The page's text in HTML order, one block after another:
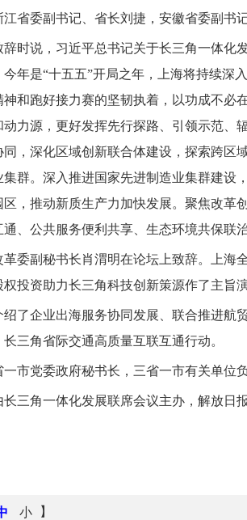
省委副书记、省长刘捷，安徽省委副书
辞时说，习近平总书记关于长三角一体化
年是“十五五”开局之年，上海将持续深
和跑好接力赛的坚韧执着，以功成不必
动力源，更好发挥先行探路、引领示范
，深化区域创新联合体建设，探索跨区
群。深入推进国家先进制造业集群建设
，推动新质生产力加快发展。聚焦改革
、公共服务便利共享、生态环境共保联
革委副秘书长肖渭明在论坛上致辞。上
投资助力长三角科技创新策源作了主旨
绍了企业出海服务协同发展、联合推进航
三角省际交通高质量互联互通行动。
一市党委政府秘书长，三省一市有关单位
长三角一体化发展联席会议主办，解放日
小 】